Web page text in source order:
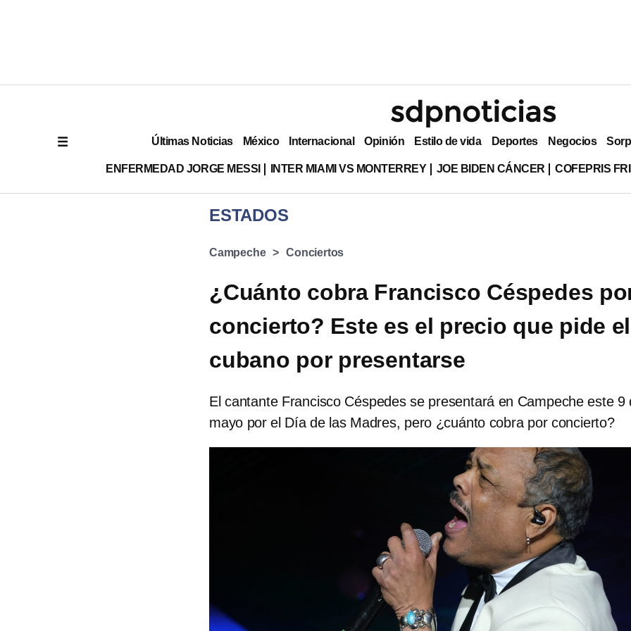
Últimas Noticias México Internacional Opinión Estilo de vida Deportes Negocios
ENFERMEDAD JORGE MESSI INTER MIAMI VS MONTERREY JOE BIDEN CÁNCER COFEPRIS
ESTADOS
Campeche Conciertos
¿Cuánto cobra Francisco Céspedes
concierto? Este es el precio que pide el
cubano por presentarse
El cantante Francisco Céspedes se presentará en Campeche este 9
mayo por el Día de las Madres, pero ¿cuánto cobra por concierto?